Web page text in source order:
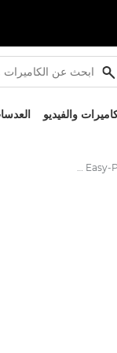
والفيديو
تطبيق Easy-PhotoPrint Editor من Canon